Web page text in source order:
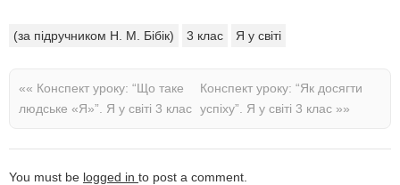
(за підручником Н. М. Бібік) 3 клас Я у світі
«« Конспект уроку: “Що таке
людське «Я»”. Я у світі 3 клас
Конспект уроку: “Як досягти
успіху”. Я у світі 3 клас »»
You must be logged in to post a comment.